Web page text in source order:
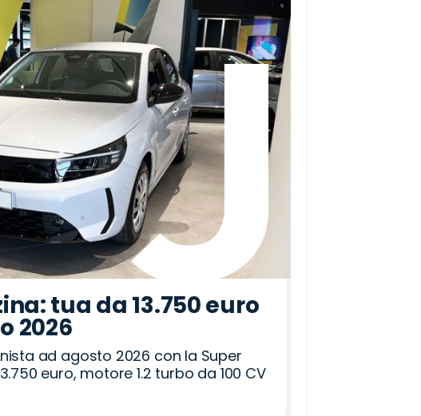
tua da 13.750 euro
2026
ad agosto 2026 con la Super
euro, motore 1.2 turbo da 100 CV